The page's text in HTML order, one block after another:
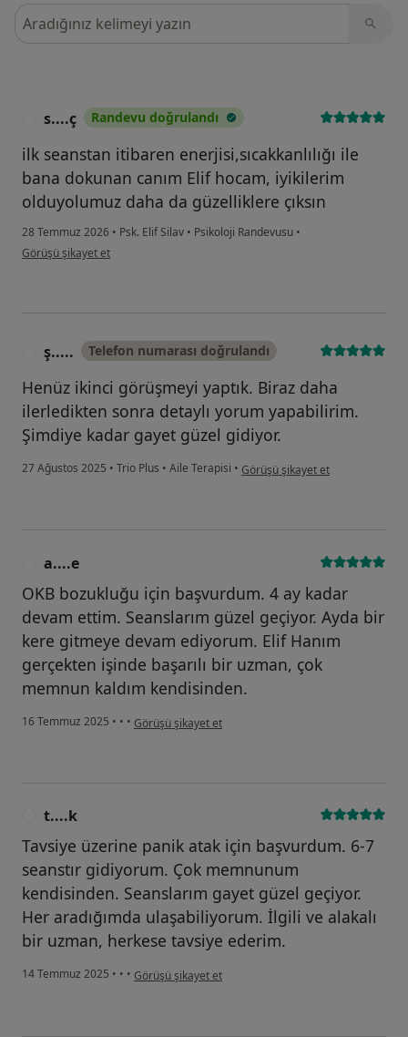
Görüşler içerisinde ara
s....ç Randevu doğrulandı
ilk seanstan itibaren enerjisi,sıcakkanlılığı ile
bana dokunan canım Elif hocam, iyikilerim
olduyolumuz daha da güzelliklere çıksın
28 Temmuz 2026 • Psk. Elif Silav • Psikoloji Randevusu •
kullanıcının görüşüne göre s....ç
Görüşü şikayet et
ş..... Telefon numarası doğrulandı
Henüz ikinci görüşmeyi yaptık. Biraz daha
ilerledikten sonra detaylı yorum yapabilirim.
Şimdiye kadar gayet güzel gidiyor.
27 Ağustos 2025 • Trio Plus • Aile Terapisi • kullanıcının görüşüne göre ş.....
Görüşü şikayet et
a....e
OKB bozukluğu için başvurdum. 4 ay kadar
devam ettim. Seanslarım güzel geçiyor. Ayda bir
kere gitmeye devam ediyorum. Elif Hanım
gerçekten işinde başarılı bir uzman, çok
memnun kaldım kendisinden.
16 Temmuz 2025 • • • kullanıcının görüşüne göre a....e
Görüşü şikayet et
t....k
Tavsiye üzerine panik atak için başvurdum. 6-7
seanstır gidiyorum. Çok memnunum
kendisinden. Seanslarım gayet güzel geçiyor.
Her aradığımda ulaşabiliyorum. İlgili ve alakalı
bir uzman, herkese tavsiye ederim.
14 Temmuz 2025 • • • kullanıcının görüşüne göre t....k
Görüşü şikayet et